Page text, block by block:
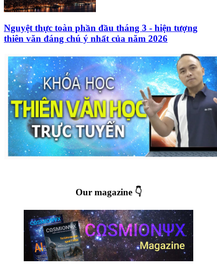
Nguyệt thực toàn phần đầu tháng 3 - hiện tượng
thiên văn đáng chú ý nhất của năm 2026
Our magazine 👇